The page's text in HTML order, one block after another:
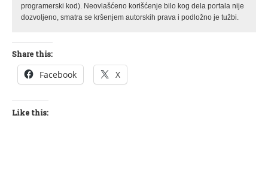
programerski kod). Neovlašćeno korišćenje bilo kog dela portala nije
dozvoljeno, smatra se kršenjem autorskih prava i podložno je tužbi.
Share this:
Facebook X
Like this: